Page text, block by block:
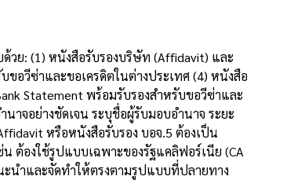
วย: (1) หนังสือรับรองบริษัท (Affidavit) และ
อวีซ่าและขอเครดิตในต่างประเทศ (4) หนังสือ
Statement พร้อมรับรองสำหรับขอวีซ่าและ
าจอย่างชัดเจน ระบุชื่อผู้รับมอบอำนาจ ระยะ
หรือหนังสือรับรอง บอจ.5 ต้องเป็น
ต้องใช้รูปแบบเฉพาะของรัฐแคลิฟอร์เนีย (CA
ะนำและจัดทำให้ตรงตามรูปแบบที่ปลายทาง